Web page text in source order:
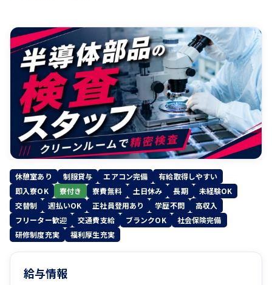
休憩室あり 制服貸与 エアコン完備
有給取得しやすい
即入寮OK
寮付き 寮費無料 土日休み 長期
未経験OK
交替制
週払いOK 正社員登用あり 学歴不問
高収入
フリーター歓迎
交通費支給 ブランクOK
社会保険完備
研修制度充実
福利厚生充実
給与情報